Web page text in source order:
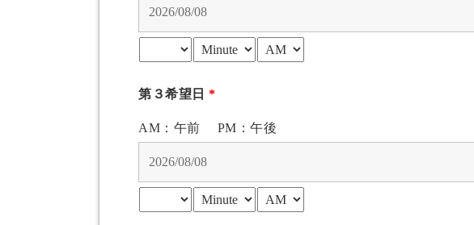
第３希望日*
AM：午前 PM：午後